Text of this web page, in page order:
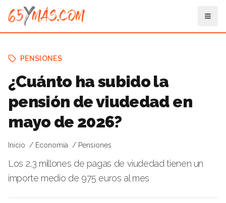
PENSIONES
¿Cuánto ha subido la
pensión de viudedad en
mayo de 2026?
Inicio Economía Pensiones
Los 2,3 millones de pagas de viudedad tienen un
importe medio de 975 euros al mes